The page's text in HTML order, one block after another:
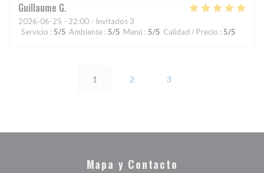
Guillaume G
2026-06-25 - 22:00 - Invitados 3
Servicio : 5/5 Ambiente : 5/5 Menú : 5/5 Calidad / Precio : 5/5
1 2 3
Mapa y Contacto